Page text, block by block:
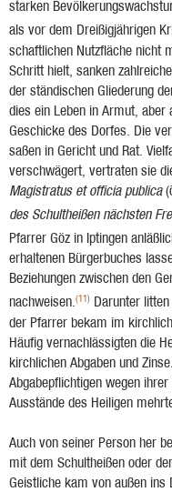
starken
als vor dem Dreißigjährigen
schaftlichen Nutzfläche nicht
Schritt hielt, sanken
der stän­dischen Gliederung
dies ein Leben in Armut, aber
Geschicke des Dorfes. Die
saßen in Gericht und Rat.
verschwägert, vertraten sie
Magistratus et officia publica
des Schultheißen nächsten
Pfarrer Göz in Iptingen
erhaltenen Bürgerbuches
Beziehungen zwischen den
nachweisen.(11) Darunter
der Pfarrer bekam im
Häufig vernach­lässigten die
kirchlichen Abgaben und
Abgabepflichtigen wegen
Ausstände des Heiligen
Auch von seiner Person her
mit dem Schultheißen oder
Geistliche kam von außen